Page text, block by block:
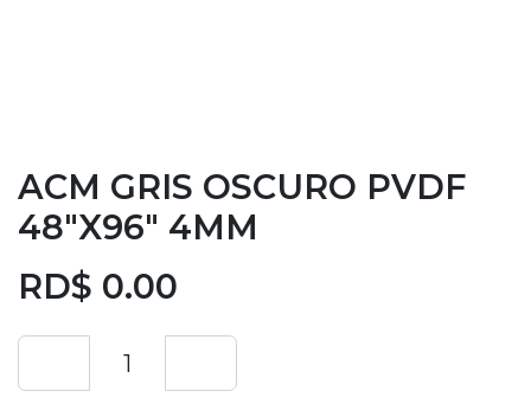
ACM GRIS OSCURO PVDF
48"X96" 4MM
RD$ 0.00